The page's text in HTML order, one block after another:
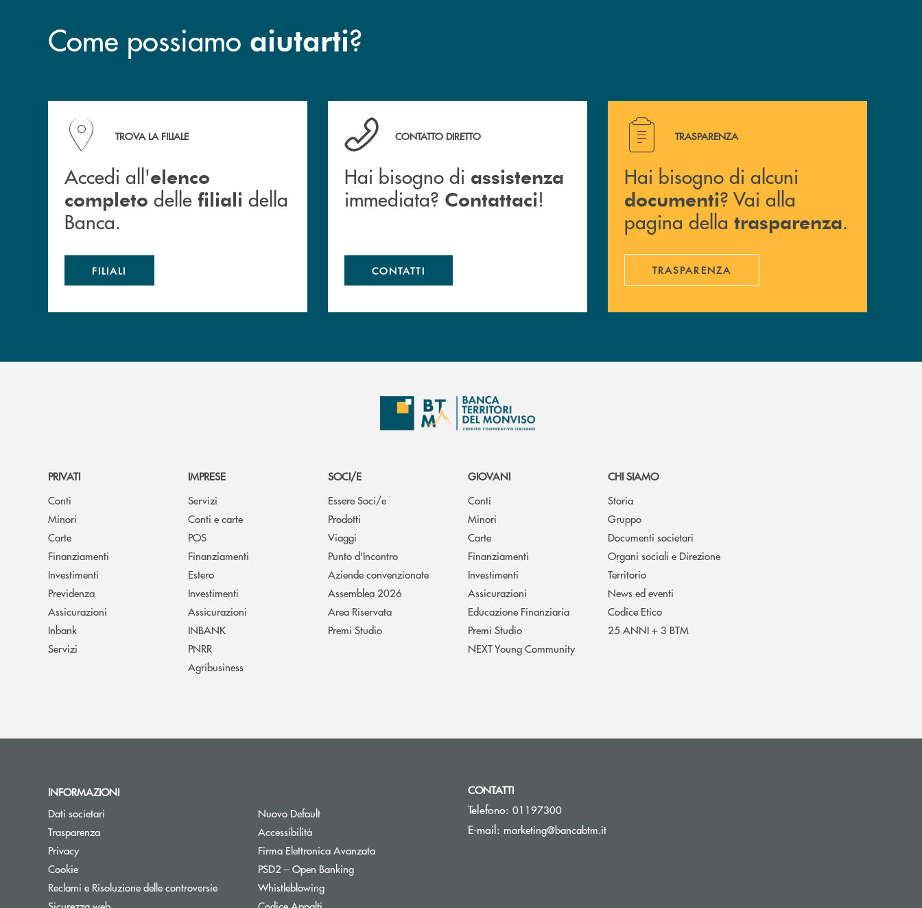
Come possiamo aiutarti?
Accedi all' elenco completo delle filiali della Banca.
TROVA LA FILIALE
Accedi all'elenco
completo delle filiali della
Banca.
FILIALI
Hai bisogno di assistenza immediata? Contattaci !
CONTATTO DIRETTO
Hai bisogno di assistenza
immediata? Contattaci!
CONTATTI
Hai bisogno di alcuni documenti ? Vai alla pagina della
TRASPARENZA
Hai bisogno di alcuni
documenti? Vai alla
pagina della trasparenza.
TRASPARENZA
PRIVATI
Conti
Minori
Carte
Finanziamenti
Investimenti
Previdenza
Assicurazioni
Inbank
Servizi
IMPRESE
Servizi
Conti e carte
POS
Finanziamenti
Estero
Investimenti
Assicurazioni
INBANK
PNRR
Agribusiness
SOCI/E
Essere Soci/e
Prodotti
Viaggi
Punto d'Incontro
Aziende convenzionate
Assemblea 2026
Area Riservata
Premi Studio
GIOVANI
Conti
Minori
Carte
Finanziamenti
Investimenti
Assicurazioni
Educazione Finanziaria
Premi Studio
NEXT Young Community
CHI SIAMO
Storia
Gruppo
Documenti societari
Organi sociali e Direzione
Territorio
News ed eventi
Codice Etico
25 ANNI + 3 BTM
INFORMAZIONI
Dati societari
Trasparenza
Privacy
Cookie
Reclami e Risoluzione delle controversie
Nuovo DefaultApre una nuova finestra
Accessibilità
Firma Elettronica AvanzataApre una nuova finestra
PSD2 – Open BankingApre una nuova finestra
WhistleblowingApre una nuova finestra
CONTATTI
Telefono: 01197300
E-mail: marketing@bancabtm.it(si apre l’app di posta elettronica)